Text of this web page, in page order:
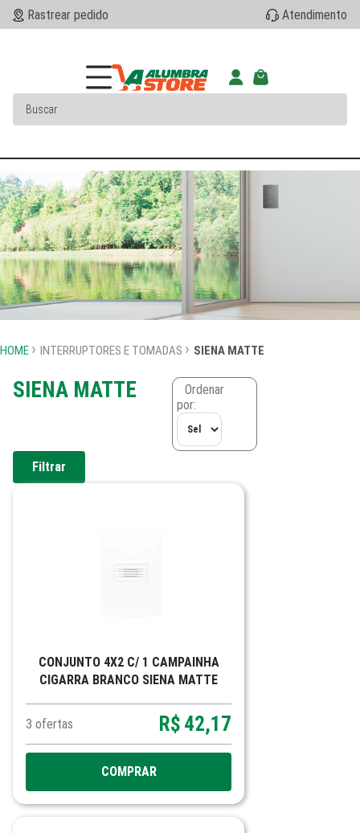
Rastrear pedido Atendimento
HOME INTERRUPTORES E TOMADAS SIENA MATTE
SIENA MATTE
Ordenar
por:
Filtrar
CONJUNTO 4X2 C/ 1 CAMPAINHA
CIGARRA BRANCO SIENA MATTE
3 ofertas R$ 42,17
COMPRAR